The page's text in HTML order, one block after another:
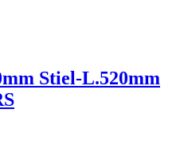
Stiel-L.520mm